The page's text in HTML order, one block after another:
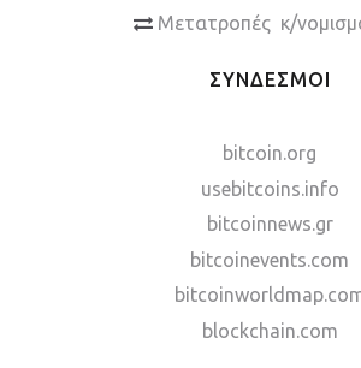
Μετατροπές κ/
ΣΥΝΔΕΣΜΟΙ
bitcoin.org
usebitcoins.info
bitcoinnews.gr
bitcoinevents.com
blockchain.com